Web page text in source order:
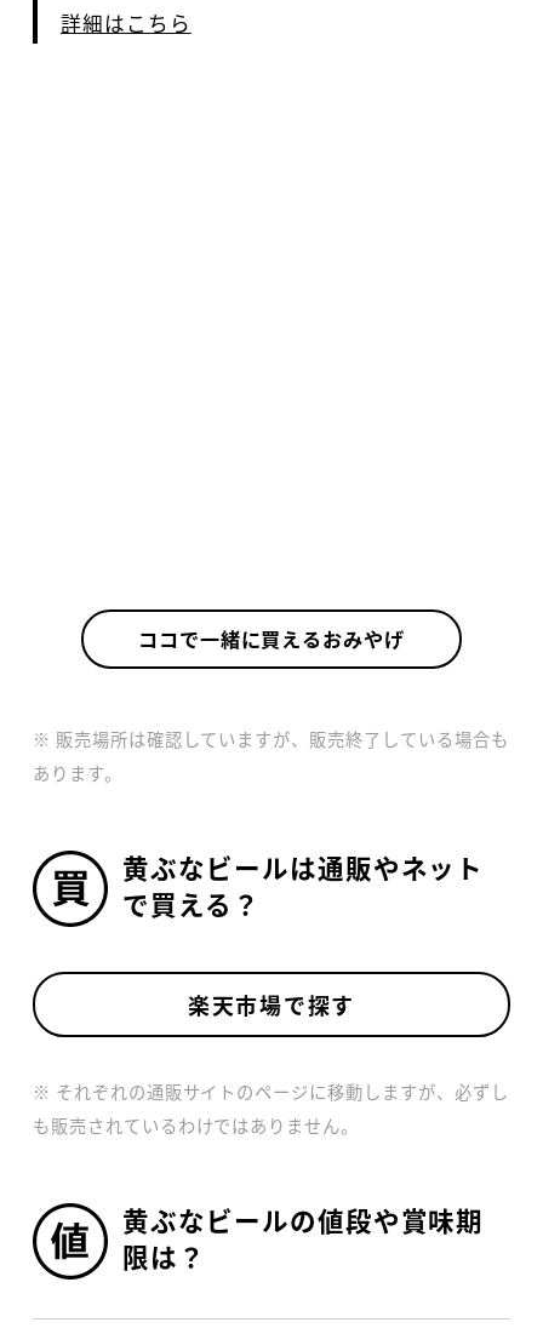
詳細はこちら
ココで一緒に買えるおみやげ
※ 販売場所は確認していますが、販売終了している場合も
あります。
黄ぶなビールは通販やネット
で買える？
楽天市場で探す
※ それぞれの通販サイトのページに移動しますが、必ずし
も販売されているわけではありません。
黄ぶなビールの値段や賞味期
限は？